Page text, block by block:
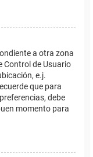
a otra zona
Control de Usuario
e.j.
que para
debe
momento para